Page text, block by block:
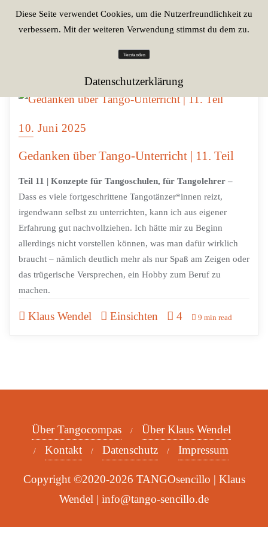
10. Juni 2025
Gedanken über Tango-Unterricht | 11. Teil
Teil 11 | Konzepte für Tangoschulen, für Tangolehrer –
Dass es viele fortgeschrittene Tangotänzer*innen reizt,
irgendwann selbst zu unterrichten, kann ich aus eigener
Erfahrung gut nachvollziehen. Ich hätte mir zu Beginn
allerdings nicht vorstellen können, was man dafür wirklich
braucht – nämlich deutlich mehr als nur Spaß am Zeigen oder
das trügerische Versprechen, ein Hobby zum Beruf zu
machen.
Klaus Wendel Einsichten 4 9 min read
Über Tangocompas
Über Klaus Wendel
Kontakt
Datenschutz Impressum
Copyright ©2020-2026 TANGOsencillo | Klaus
Wendel | info@tango-sencillo.de
Diese Seite verwendet Cookies, um die Nutzerfreundlichkeit zu
verbessern. Mit der weiteren Verwendung stimmst du dem zu.
Verstanden
Datenschutzerklärung